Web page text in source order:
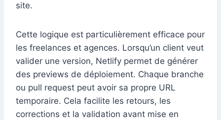
site.
Cette logique est particulièrement efficace pour
les freelances et agences. Lorsqu’un client veut
valider une version, Netlify permet de générer
des previews de déploiement. Chaque branche
ou pull request peut avoir sa propre URL
temporaire. Cela facilite les retours, les
corrections et la validation avant mise en